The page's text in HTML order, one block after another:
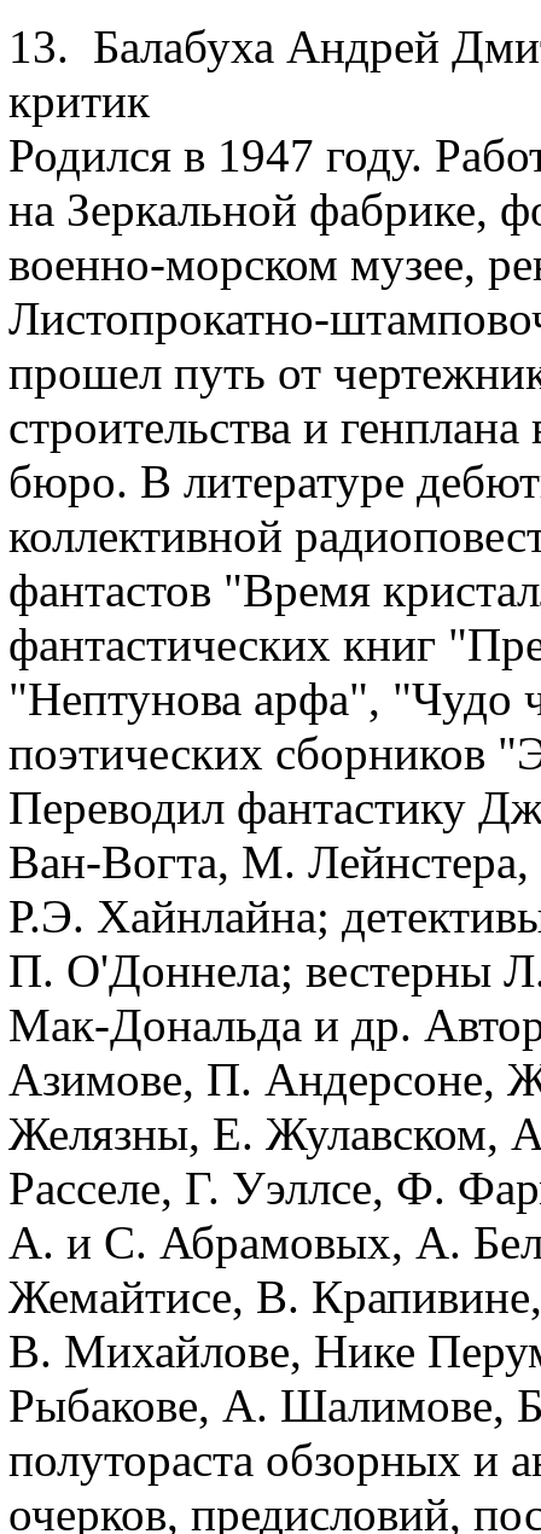
13. Балабуха Андрей
критик
Родился в 1947 году.
на Зеркальной фабрике,
военно-морском музее,
Листопрокатно-
прошел путь от
строительства и
бюро. В литературе
коллективной
фантастов "Время
фантастических книг
"Нептунова арфа", "Чудо
поэтических
Переводил фантастику
Ван-Вогта, М.
Р.Э. Хайнлайна;
П. О'Доннела; вестерны
Мак-Дональда и др.
Азимове, П. Андерсоне,
Желязны, Е. Жулавском,
Расселе, Г. Уэллсе, Ф.
А. и С. Абрамовых, А.
Жемайтисе, В.
В. Михайлове, Нике
Рыбакове, А. Шалимове,
полутораста обзорных и
очерков, предисловий,